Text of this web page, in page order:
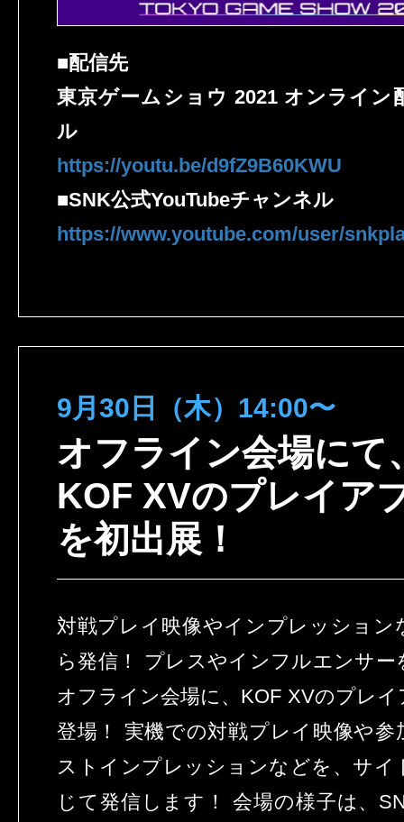
■配信先
東京ゲームショウ 2021 オンライン
ル
https://youtu.be/d9fZ9B60KWU
■SNK公式YouTubeチャンネル
https://www.youtube.com/user/
9月30日（木）14:00〜
オフライン会場にて
KOF XVのプレイア
を初出展！
対戦プレイ映像やインプレッション
ら発信！ プレスやインフルエンサー
オフライン会場に、KOF XVのプレ
登場！ 実機での対戦プレイ映像や参
ストインプレッションなどを、サイ
じて発信します！ 会場の様子は、